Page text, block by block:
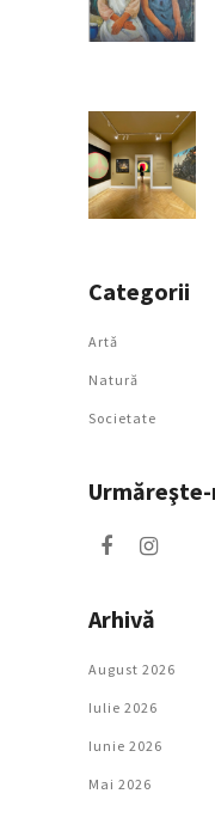
Categorii
Artǎ
Natură
Societate
Urmăreşte-
Arhivă
August 2026
Iulie 2026
Iunie 2026
Mai 2026